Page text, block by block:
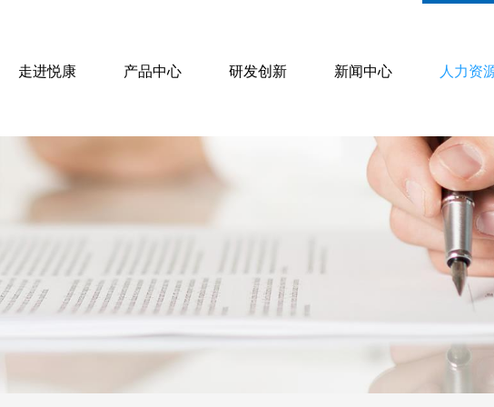
走进悦康 产品中心 研发创新 新闻中心 人力资